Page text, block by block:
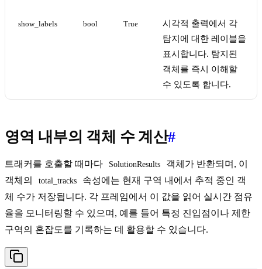
show_labels bool True
시각적 출력에서 각
탐지에 대한 레이블을
표시합니다. 탐지된
객체를 즉시 이해할
수 있도록 합니다.
영역 내부의 객체 수 계산#
트래커를 호출할 때마다 SolutionResults
객체가 반환되며, 이
객체의
total_tracks
속성에는 현재 구역 내에서 추적 중인 객
체 수가 저장됩니다. 각 프레임에서 이 값을 읽어 실시간 점유
율을 모니터링할 수 있으며, 예를 들어 특정 진입점이나 제한
구역의 혼잡도를 기록하는 데 활용할 수 있습니다.